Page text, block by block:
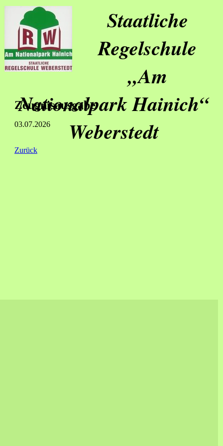
Staatliche
Regelschule
„Am
Nationalpark Hainich“
Weberstedt
Zeugnisausgabe
03.07.2026
Zurück